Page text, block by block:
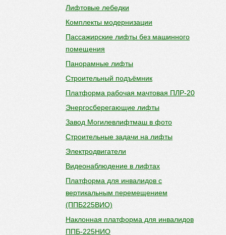
Лифтовые лебедки
Комплекты модернизации
Пассажирские лифты без машинного
помещения
Панорамные лифты
Строительный подъёмник
Платформа рабочая мачтовая ПЛР-20
Энергосберегающие лифты
Завод Могилевлифтмаш в фото
Строительные задачи на лифты
Электродвигатели
Видеонаблюдение в лифтах
Платформа для инвалидов с
вертикальным перемещением
(ППБ225ВИО)
Наклонная платформа для инвалидов
ППБ-225НИО